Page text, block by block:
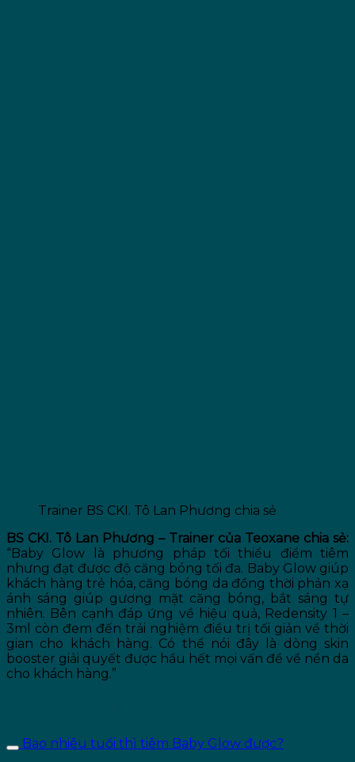
Trainer BS CKI. Tô Lan Phương chia sẻ
BS CKI. Tô Lan Phương – Trainer của Teoxane chia sẻ:
“Baby Glow là phương pháp tối thiểu điểm tiêm
nhưng đạt được độ căng bóng tối đa. Baby Glow giúp
khách hàng trẻ hóa, căng bóng da đồng thời phản xạ
ánh sáng giúp gương mặt căng bóng, bắt sáng tự
nhiên. Bên cạnh đáp ứng về hiệu quả, Redensity 1 –
3ml còn đem đến trải nghiệm điều trị tối giản về thời
gian cho khách hàng. Có thể nói đây là dòng skin
booster giải quyết được hầu hết mọi vấn đề về nền da
cho khách hàng.”
Bao nhiêu tuổi thì tiêm Baby Glow được?